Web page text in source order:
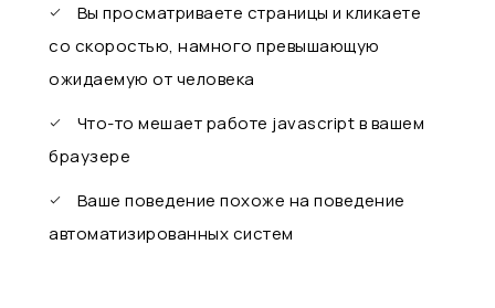
Вы просматриваете страницы и кликаете
со скоростью, намного превышающую
ожидаемую от человека
Что-то мешает работе javascript в вашем
браузере
Ваше поведение похоже на поведение
автоматизированных систем